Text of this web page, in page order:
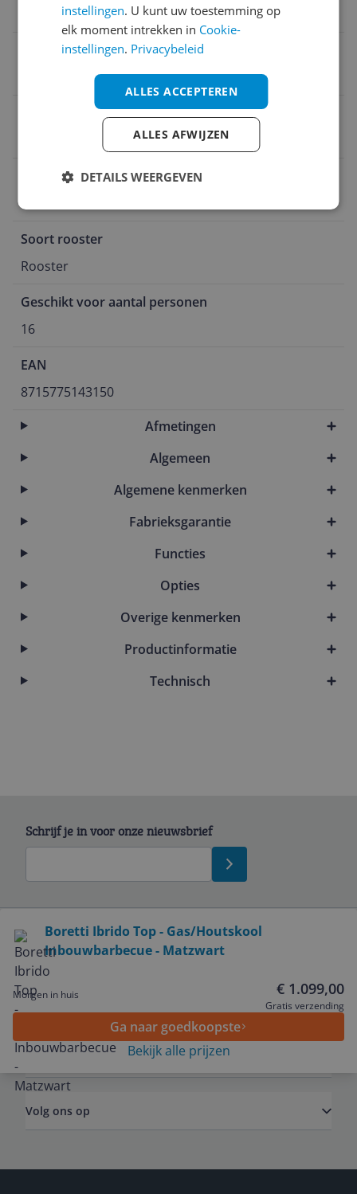
Materiaal behuizing
Warmtebron
Gas
Soort rooster
Rooster
Geschikt voor aantal personen
16
EAN
8715775143150
Afmetingen
Algemeen
Algemene kenmerken
Fabrieksgarantie
Functies
Opties
Overige kenmerken
Productinformatie
Technisch
Boretti Ibrido Top - Gas/Houtskool
Inbouwbarbecue - Matzwart
Morgen in huis € 1.099,00
Gratis verzending
Ga naar goedkoopste
Bekijk alle prijzen
Schrijf je in voor onze nieuwsbrief
Service
Algemeen
Volg ons op
instellingen. U kunt uw toestemming op
elk moment intrekken in Cookie-
instellingen. Privacybeleid
ALLES ACCEPTEREN
ALLES AFWIJZEN
DETAILS WEERGEVEN